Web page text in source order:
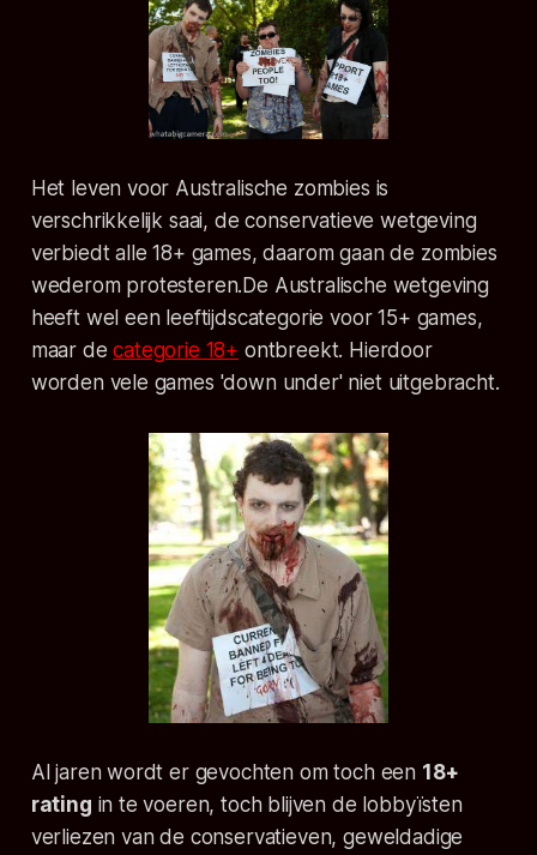
Het leven voor Australische zombies is
verschrikkelijk saai, de conservatieve wetgeving
verbiedt alle 18+ games, daarom gaan de zombies
wederom protesteren.De Australische wetgeving
heeft wel een leeftijdscategorie voor 15+ games,
maar decategorie 18+ ontbreekt. Hierdoor
worden vele games 'down under' niet uitgebracht.
Al jaren wordt er gevochten om toch een 18+
rating in te voeren, toch blijven de lobbyïsten
verliezen van de conservatieven, geweldadige